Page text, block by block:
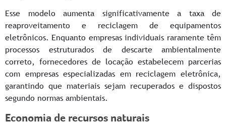
Esse modelo aumenta significativamente a taxa de
reaproveitamento e reciclagem de equipamentos
eletrônicos. Enquanto empresas individuais raramente têm
processos estruturados de descarte ambientalmente
correto, fornecedores de locação estabelecem parcerias
com empresas especializadas em reciclagem eletrônica,
garantindo que materiais sejam recuperados e dispostos
segundo normas ambientais.
Economia de recursos naturais